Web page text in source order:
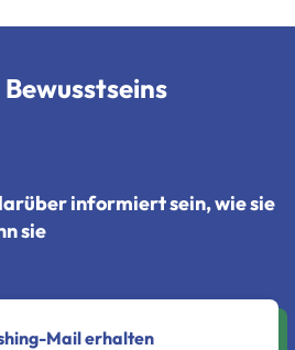
informiert sein, wie sie
sie
Mail erhalten